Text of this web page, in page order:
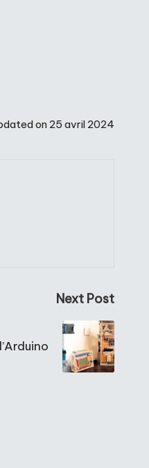
on 25 avril 2024
Next Post